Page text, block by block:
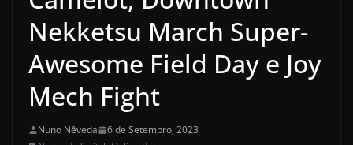
Nekketsu March Super-
Awesome Field Day e Joy
Mech Fight
Nuno Nêveda
6 de Setembro, 2023